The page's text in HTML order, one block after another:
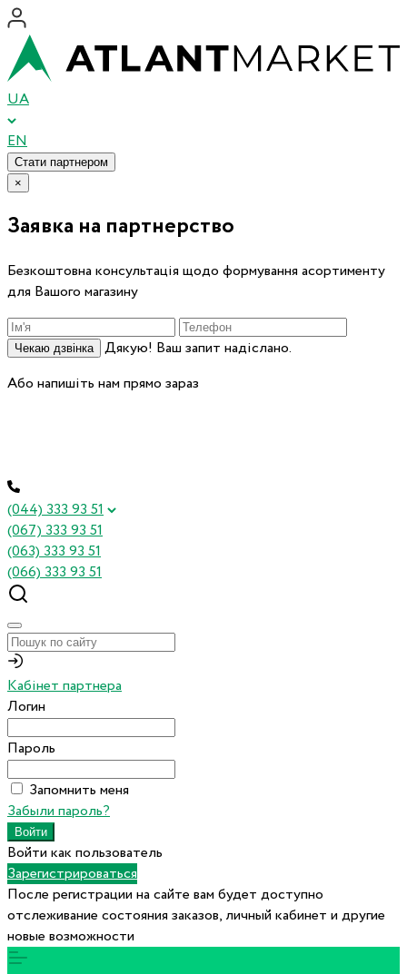
UA
EN
Стати партнером
×
Заявка на партнерство
Безкоштовна консультація щодо формування асортименту
для Вашого магазину
Чекаю дзвінка
Дякую! Ваш запит надіслано.
Або напишіть нам прямо зараз
(044) 333 93 51
(067) 333 93 51
(063) 333 93 51
(066) 333 93 51
Кабінет партнера
Логин
Пароль
Запомнить меня
Забыли пароль?
Войти как пользователь
Зарегистрироваться
После регистрации на сайте вам будет доступно
отслеживание состояния заказов, личный кабинет и другие
новые возможности